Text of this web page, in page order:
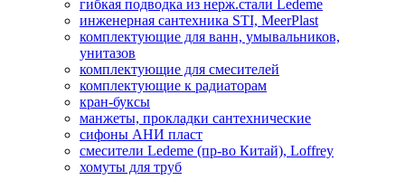
гибкая подводка из нерж.стали Ledeme
инженерная сантехника STI, MeerPlast
комплектующие для ванн, умывальников,
унитазов
комплектующие для смесителей
комплектующие к радиаторам
кран-буксы
манжеты, прокладки сантехнические
сифоны АНИ пласт
смесители Ledeme (пр-во Китай), Loffrey
хомуты для труб